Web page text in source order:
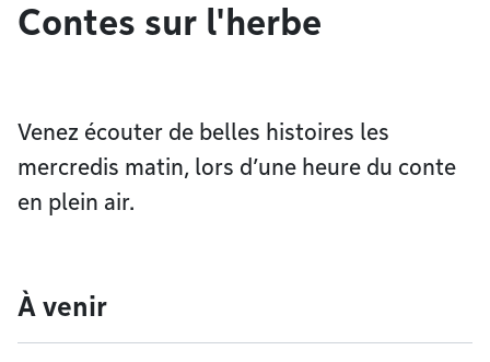
Contes sur l'herbe
Venez écouter de belles histoires les
mercredis matin, lors d’une heure du conte
en plein air.
À venir